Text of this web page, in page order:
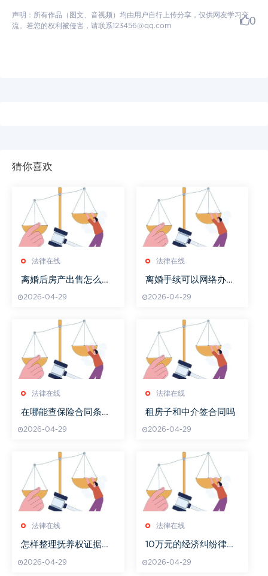
声明：所有作品（图文、音视频）均由用户自行上传分享，仅供网友学习交
流。若您的权利被侵害，请联系123456@qq.com
0
猜你喜欢
法律在线
离婚后房产出售怎么处
2026-04-29
法律在线
离婚手续可以网络办理
2026-04-29
法律在线
在哪能查保险合同条款
2026-04-29
法律在线
租房子和中介签合同吗
2026-04-29
法律在线
怎样整理抚养权证据资
2026-04-29
法律在线
10万元的经济纠纷律师
2026-04-29